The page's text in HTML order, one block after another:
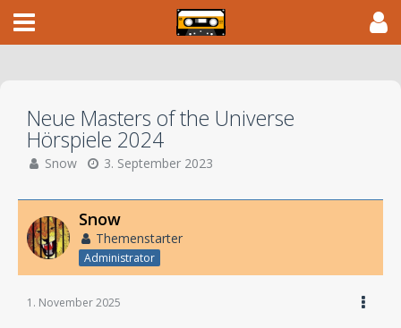
Neue Masters of the Universe
Hörspiele 2024
Snow 3. September 2023
Snow
Themenstarter
Administrator
1. November 2025